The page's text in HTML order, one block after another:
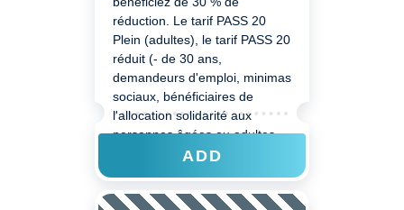
réduction. Le tarif PASS 20
Plein (adultes), le tarif PASS 20
réduit (- de 30 ans,
demandeurs d'emploi, minimas
sociaux, bénéficiaires de
l'allocation solidarité aux
personnes âgées ou adultes
handicapés) - un justificatif
contrôle billets. Pour bénéficiez
ADD